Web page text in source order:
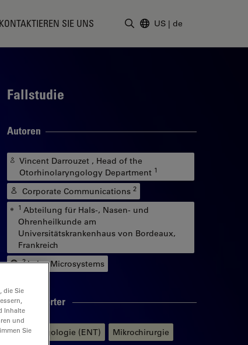
KONTAKTIEREN SIE UNS US | de
Fallstudie
Autoren
Vincent Darrouzet , Head of the
Otorhinolaryngology Department 1
Corporate Communications 2
1 Abteilung für Hals-, Nasen- und
Ohrenheilkunde am
Universitätskrankenhaus von Bordeaux,
Frankreich
2Leica Microsystems
Schlagwörter
Otolaryngologie (ENT) Mikrochirurgie
die Sie
Inhalte
und
Sie